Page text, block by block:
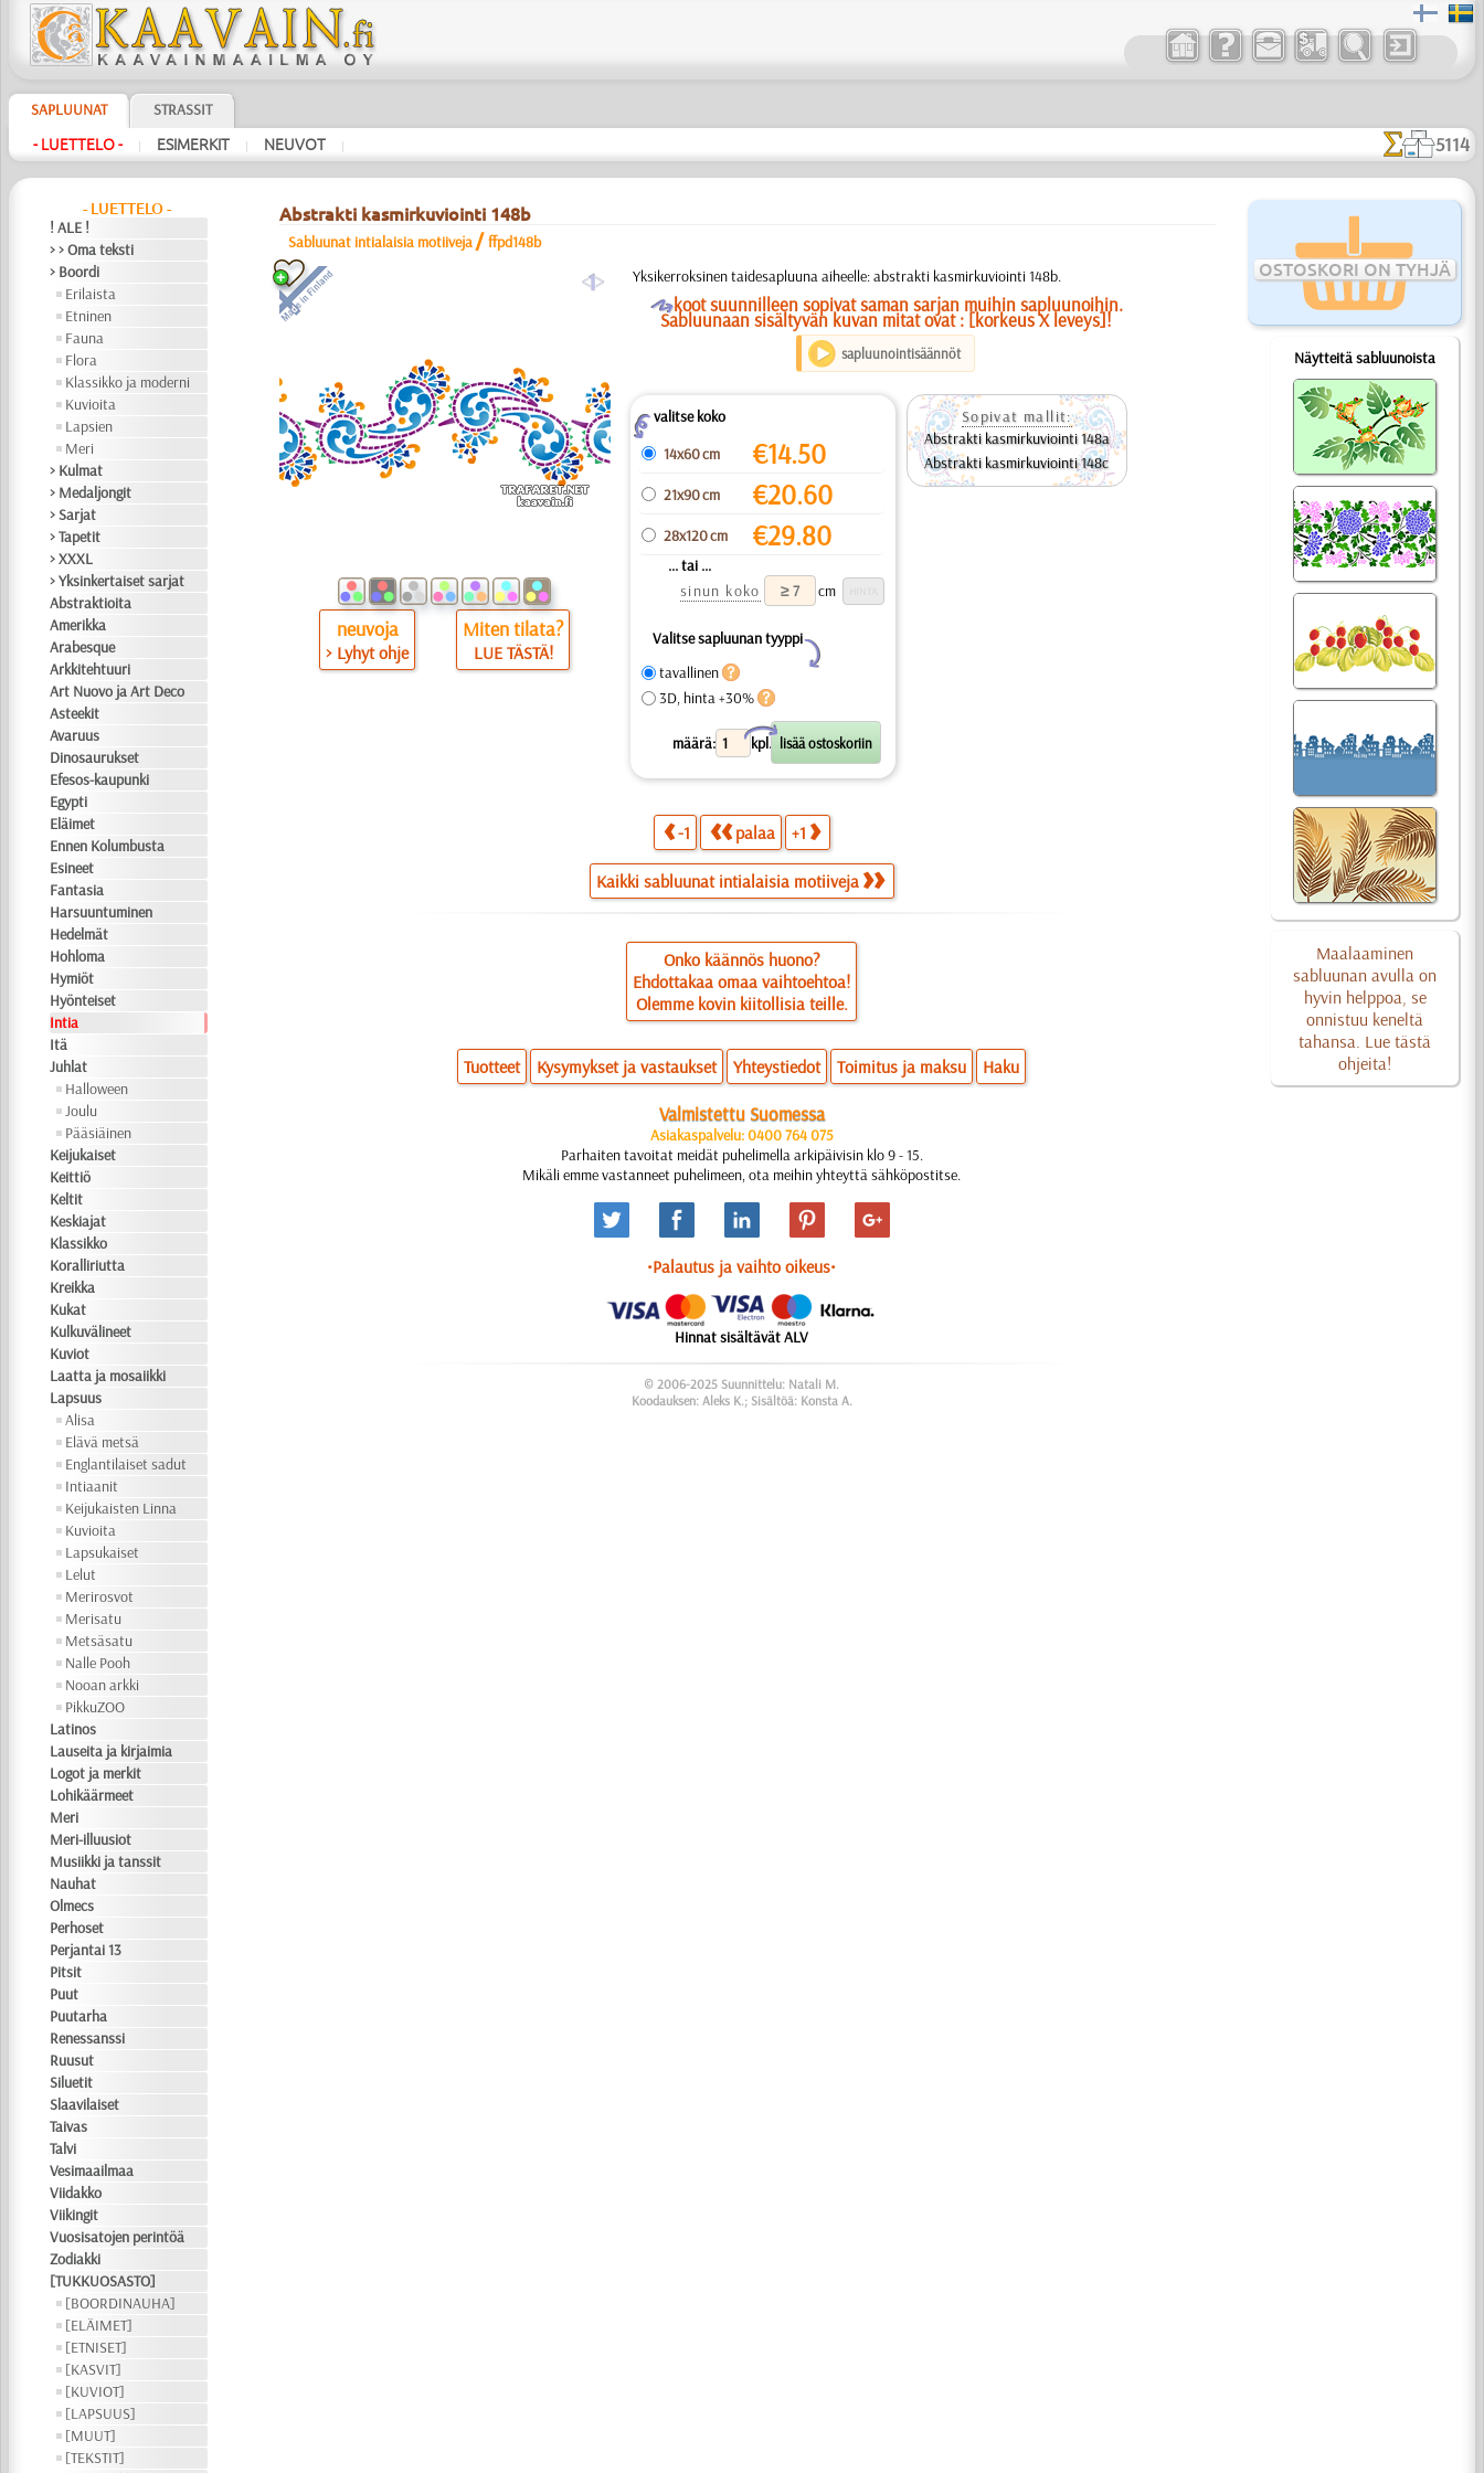
SAPLUUNAT STRASSIT
- LUETTELO - | ESIMERKIT | NEUVOT | 5114
- LUETTELO -
! ALE !
> > Oma teksti
> Boordi
Erilaista
Etninen
Fauna
Flora
Klassikko ja moderni
Kuvioita
Lapsien
Meri
> Kulmat
> Medaljongit
> Sarjat
> Tapetit
> XXXL
> Yksinkertaiset sarjat
Abstraktioita
Amerikka
Arabesque
Arkkitehtuuri
Art Nuovo ja Art Deco
Asteekit
Avaruus
Dinosaurukset
Efesos-kaupunki
Egypti
Eläimet
Ennen Kolumbusta
Esineet
Fantasia
Harsuuntuminen
Hedelmät
Hohloma
Hymiöt
Hyönteiset
Intia
Itä
Juhlat
Halloween
Joulu
Pääsiäinen
Keijukaiset
Keittiö
Keltit
Keskiajat
Klassikko
Koralliriutta
Kreikka
Kukat
Kulkuvälineet
Kuviot
Laatta ja mosaiikki
Lapsuus
Alisa
Elävä metsä
Englantilaiset sadut
Intiaanit
Keijukaisten Linna
Kuvioita
Lapsukaiset
Lelut
Merirosvot
Merisatu
Metsäsatu
Nalle Pooh
Nooan arkki
PikkuZOO
Latinos
Lauseita ja kirjaimia
Logot ja merkit
Lohikäärmeet
Meri
Meri-illuusiot
Musiikki ja tanssit
Nauhat
Olmecs
Perhoset
Perjantai 13
Pitsit
Puut
Puutarha
Renessanssi
Ruusut
Siluetit
Slaavilaiset
Taivas
Talvi
Vesimaailmaa
Viidakko
Viikingit
Vuosisatojen perintöä
Zodiakki
[TUKKUOSASTO]
[BOORDINAUHA]
[ELÄIMET]
[ETNISET]
[KASVIT]
[KUVIOT]
[LAPSUUS]
[MUUT]
[TEKSTIT]
OSTOSKORI ON TYHJÄ
Näytteitä sabluunoista
Maalaaminen
sabluunan avulla on
hyvin helppoa, se
onnistuu keneltä
tahansa. Lue tästä
ohjeita!
Abstrakti kasmirkuviointi 148b
Sabluunat intialaisia motiiveja /ffpd148b
a
neuvoja
> Lyhyt ohje
Miten tilata?
LUE TÄSTÄ!
Yksikerroksinen taidesapluuna aiheelle: abstrakti kasmirkuviointi 148b.
Okoot suunnilleen sopivat saman sarjan muihin sapluunoihin.
Sabluunaan sisältyvän kuvan mitat ovat : [korkeus X leveys]!
sapluunointisäännöt
Zvalitse koko
14x60 cm
€14.50
21x90 cm €20.60
28x120 cm €29.80
... tai ...
sinun koko
cm
Valitse sapluunan tyyppi
Y
tavallinen
3D, hinta +30%
määrä: kpl.
X
Sopivat mallit:
Abstrakti kasmirkuviointi 148a
Abstrakti kasmirkuviointi 148c
-1 palaa +1
Kaikki sabluunat intialaisia motiiveja
Onko käännös huono?
Ehdottakaa omaa vaihtoehtoa!
Olemme kovin kiitollisia teille.
Tuotteet Kysymykset ja vastaukset Yhteystiedot Toimitus ja maksu Haku
Valmistettu Suomessa
Asiakaspalvelu: 0400 764 075
Parhaiten tavoitat meidät puhelimella arkipäivisin klo 9 - 15.
Mikäli emme vastanneet puhelimeen, ota meihin yhteyttä sähköpostitse.
•Palautus ja vaihto oikeus•
Hinnat sisältävät ALV
© 2006-2025 Suunnittelu: Natali M.
Koodauksen: Aleks K.; Sisältöä: Konsta A.